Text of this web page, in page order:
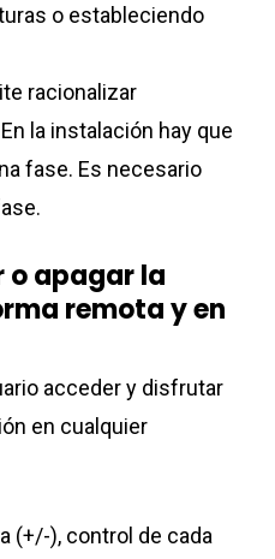
o estableciendo
racionalizar
la instalación hay que
fase. Es necesario
o apagar la
remota y en
acceder y disfrutar
en cualquier
(+/-), control de cada